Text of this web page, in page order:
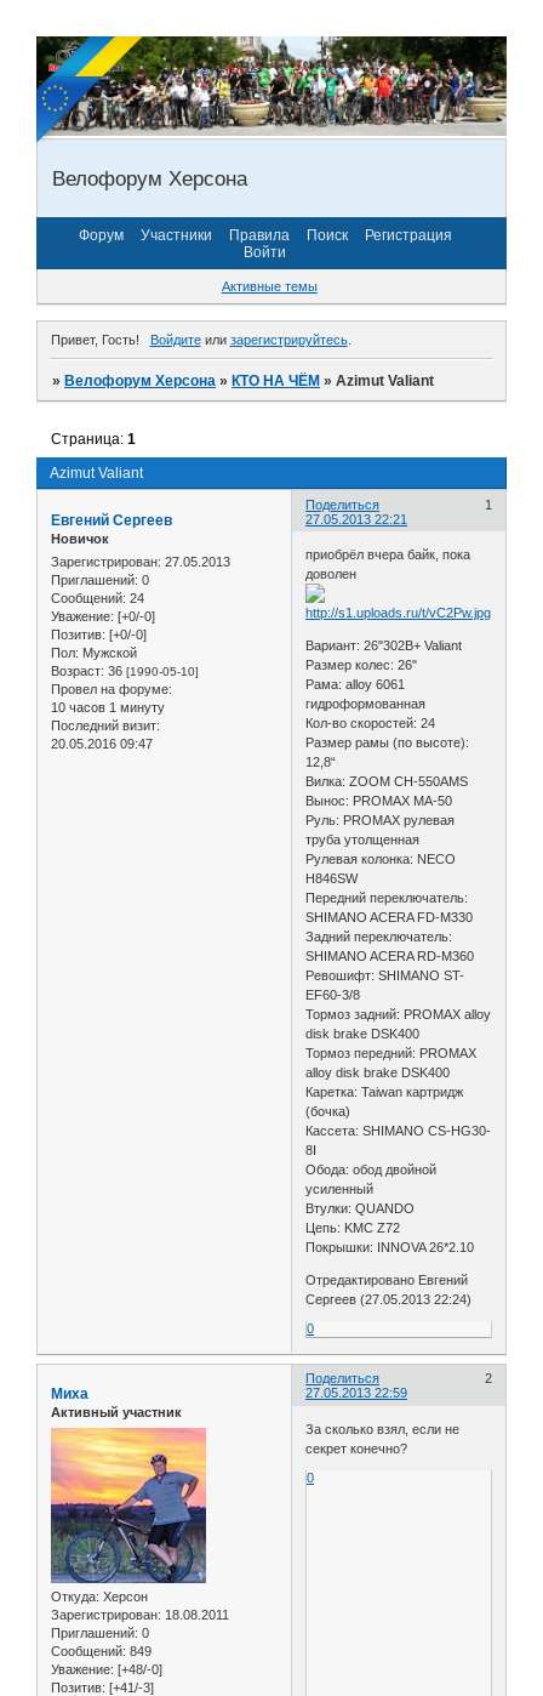
Велофорум Херсона
Форум Участники Правила Поиск
Регистрация
Войти
Активные темы
Привет, Гость! Войдитеили зарегистрируйтесь.
»Велофорум Херсона »КТО НА ЧЁМ »Azimut Valiant
Azimut Valiant
Страница:1
Поделиться
1
27.05.2013 22:21
Евгений Сергеев
Новичок
Зарегистрирован: 27.05.2013
Приглашений: 0
Сообщений: 24
Уважение: [+0/-0]
Позитив: [+0/-0]
Пол: Мужской
Возраст: 36 [1990-05-10]
Провел на форуме:
10 часов 1 минуту
Последний визит:
20.05.2016 09:47
приобрёл вчера байк, пока
доволен
Вариант: 26"302B+ Valiant
Размер колес: 26"
Рама: alloy 6061
гидроформованная
Кол-во скоростей: 24
Размер рамы (по высоте):
12,8“
Вилка: ZOOM CH-550AMS
Вынос: PROMAX MA-50
Руль: PROMAX рулевая
труба утолщенная
Рулевая колонка: NECO
H846SW
Передний переключатель:
SHIMANO ACERA FD-M330
Задний переключатель:
SHIMANO ACERA RD-M360
Ревошифт: SHIMANO ST-
EF60-3/8
Тормоз задний: PROMAX alloy
disk brake DSK400
Тормоз передний: PROMAX
alloy disk brake DSK400
Каретка: Taiwan картридж
(бочка)
Кассета: SHIMANO CS-HG30-
8I
Обода: обод двойной
усиленный
Втулки: QUANDO
Цепь: KMC Z72
Покрышки: INNOVA 26*2.10
Отредактировано Евгений
Сергеев (27.05.2013 22:24)
0
Поделиться
2
27.05.2013 22:59
Миха
Активный участник
Откуда: Херсон
Зарегистрирован: 18.08.2011
Приглашений: 0
Сообщений: 849
Уважение: [+48/-0]
Позитив: [+41/-3]
За сколько взял, если не
секрет конечно?
0